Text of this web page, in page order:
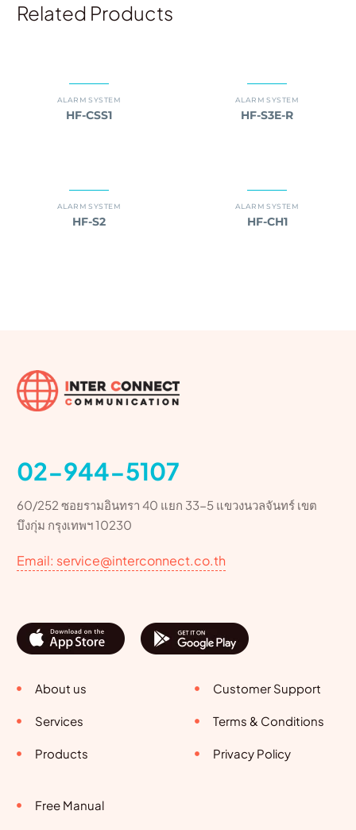
Related Products
ALARM SYSTEM
HF-CSS1
ALARM SYSTEM
HF-S3E-R
ALARM SYSTEM
HF-S2
ALARM SYSTEM
HF-CH1
02-944-5107
60/252 ซอยรามอินทรา 40 แยก 33-5 แขวงนวลจันทร์ เขต
บึงกุ่ม กรุงเทพฯ 10230
Email: service@interconnect.co.th
About us
Services
Products
Customer Support
Terms & Conditions
Privacy Policy
Free Manual